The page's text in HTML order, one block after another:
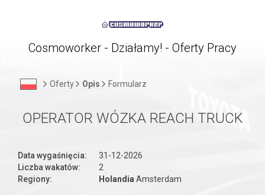
Cosmoworker - Działamy! - Oferty Pracy
Oferty Opis Formularz
OPERATOR WÓZKA REACH TRUCK
Data wygaśnięcia:
31-12-2026
Liczba wakatów:
2
Regiony:
Holandia Amsterdam